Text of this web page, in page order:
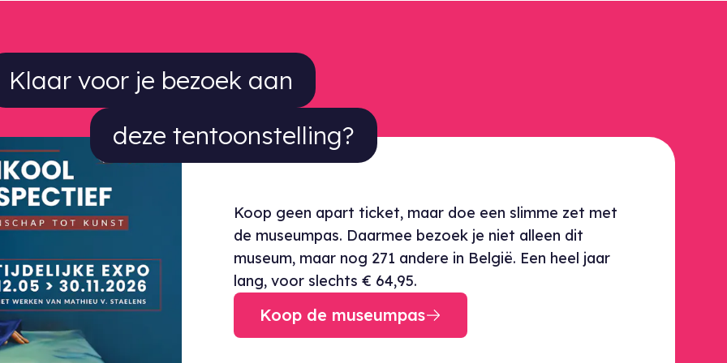
voor je bezoek aan deze tentoonstelling?
Klaar voor je bezoek aan
deze tentoonstelling?
Koop geen apart ticket, maar doe een slimme zet met
de museumpas. Daarmee bezoek je niet alleen dit
museum, maar nog 271 andere in België. Een heel jaar
lang, voor slechts € 64,95.
Koop de museumpas